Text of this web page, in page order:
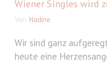
Wiener Singles wird
Von Nadine
Wir sind ganz
heute eine